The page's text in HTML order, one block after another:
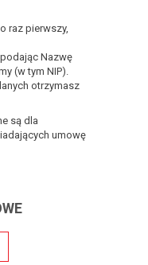
raz pierwszy,
, podając Nazwę
(w tym NIP).
otrzymasz
są dla
umowę